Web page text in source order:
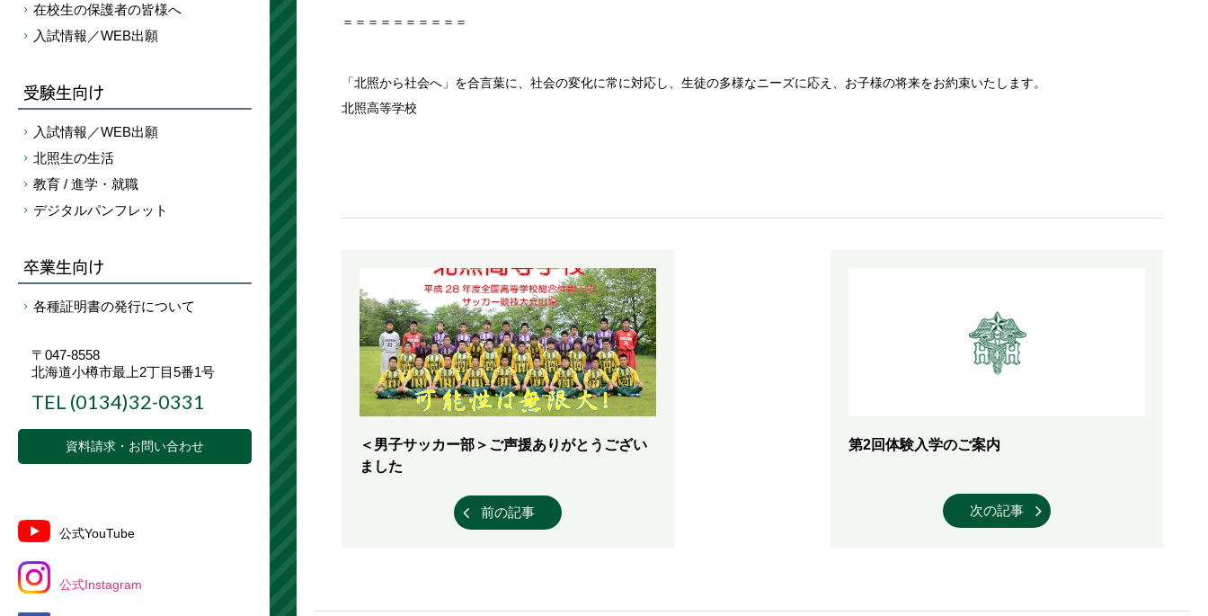
在校生の保護者の皆様へ
入試情報／WEB出願
受験生向け
入試情報／WEB出願
北照生の生活
教育 / 進学・就職
デジタルパンフレット
卒業生向け
各種証明書の発行について
〒047-8558
北海道小樽市最上2丁目5番1号
TEL (0134)32-0331
資料請求・お問い合わせ
公式YouTube
公式Instagram
＝＝＝＝＝＝＝＝＝＝
「北照から社会へ」を合言葉に、社会の変化に常に対応し、生徒の多様なニーズに応え、お子様の将来をお約束いたします。
北照高等学校
＜男子サッカー部＞ご声援ありがとうござい
ました
前の記事
第2回体験入学のご案内
次の記事